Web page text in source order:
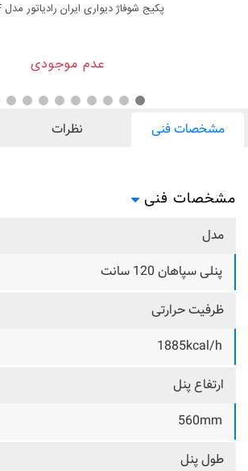
پکیج شوفاژ دیواری ایران رادیاتور مدل L36FF
عدم موجودی
مشخصات فنی نظرات
مشخصات فنی
مدل
پنلی سپاهان 120 سانت
ظرفیت حرارتی
1885kcal/h
ارتفاع پنل
560mm
طول پنل